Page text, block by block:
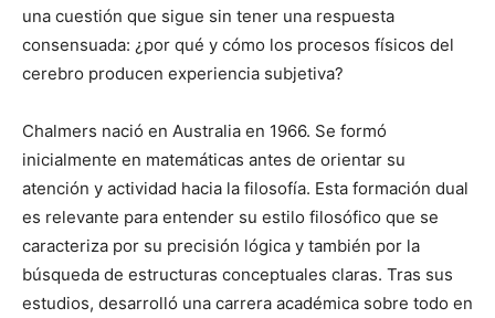
una cuestión que sigue sin tener una respuesta
consensuada: ¿por qué y cómo los procesos físicos del
cerebro producen experiencia subjetiva?
Chalmers nació en Australia en 1966. Se formó
inicialmente en matemáticas antes de orientar su
atención y actividad hacia la filosofía. Esta formación dual
es relevante para entender su estilo filosófico que se
caracteriza por su precisión lógica y también por la
búsqueda de estructuras conceptuales claras. Tras sus
estudios, desarrolló una carrera académica sobre todo en